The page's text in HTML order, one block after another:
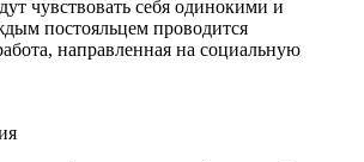
чувствовать себя одинокими и
постояльцем проводится
направленная на социальную